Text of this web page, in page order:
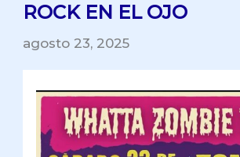
ROCK EN EL OJO
agosto 23, 2025